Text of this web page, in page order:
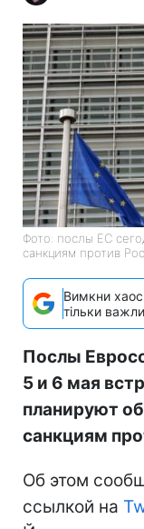
Фото: послы ЕС
санкциям против
Вимкни
тільки
Послы
5 и 6 мая
планируют
санкциям
Об этом
ссылкой на